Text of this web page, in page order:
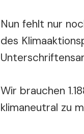
Nun fehlt nur
des
Wir brauchen
klimaneutral zu